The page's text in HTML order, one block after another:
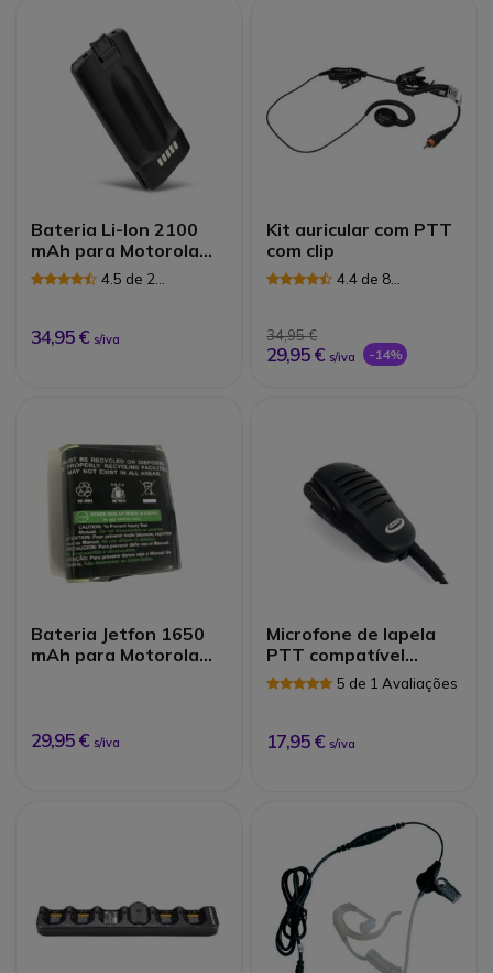
Bateria Li-Ion 2100
mAh para Motorola
XT420 e XT460
4.5 de 2
34,95 € s/iva
Kit auricular com PTT
com clip
4.4 de 8
34,95 €
29,95 € s/iva -14%
Bateria Jetfon 1650
mAh para Motorola
29,95 € s/iva
Microfone de lapela
PTT compatível
Kenwood 2 pins
5 de 1 Avaliações
17,95 € s/iva